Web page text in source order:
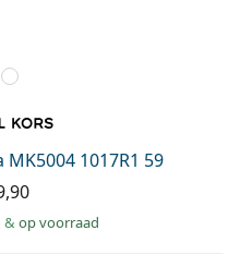
1017R1 59
& op voorraad